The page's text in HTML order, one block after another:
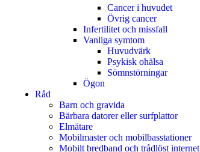
Cancer i huvudet
Övrig cancer
Infertilitet och missfall
Vanliga symtom
Huvudvärk
Psykisk ohälsa
Sömnstörningar
Ögon
Råd
Barn och gravida
Bärbara datorer eller surfplattor
Elmätare
Mobilmaster och mobilbasstationer
Mobilt bredband och trådlöst internet